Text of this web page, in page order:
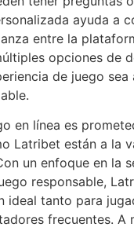
ayuda a
entre la
opciones de
de juego sea
en línea es
Latribet están a la
un enfoque en la
responsable,
ideal tanto para
frecuentes. A